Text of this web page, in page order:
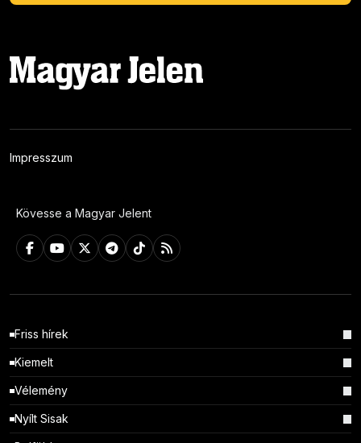
Impresszum
Kövesse a Magyar Jelent
Friss hírek
Kiemelt
Vélemény
Nyílt Sisak